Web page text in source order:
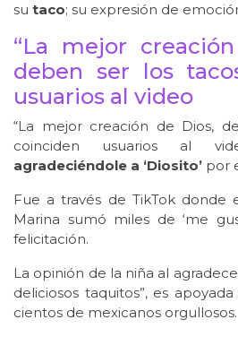
su taco; su expresión de
“La mejor creación
deben ser los
usuarios al video
“La mejor creación de Dios,
coinciden usuarios al
agradeciéndole a ‘Diosito’ por
Fue a través de TikTok donde
Marina sumó miles de ‘me
felicitación.
La opinión de la niña al
deliciosos taquitos”, es
cientos de mexicanos orgullosos.